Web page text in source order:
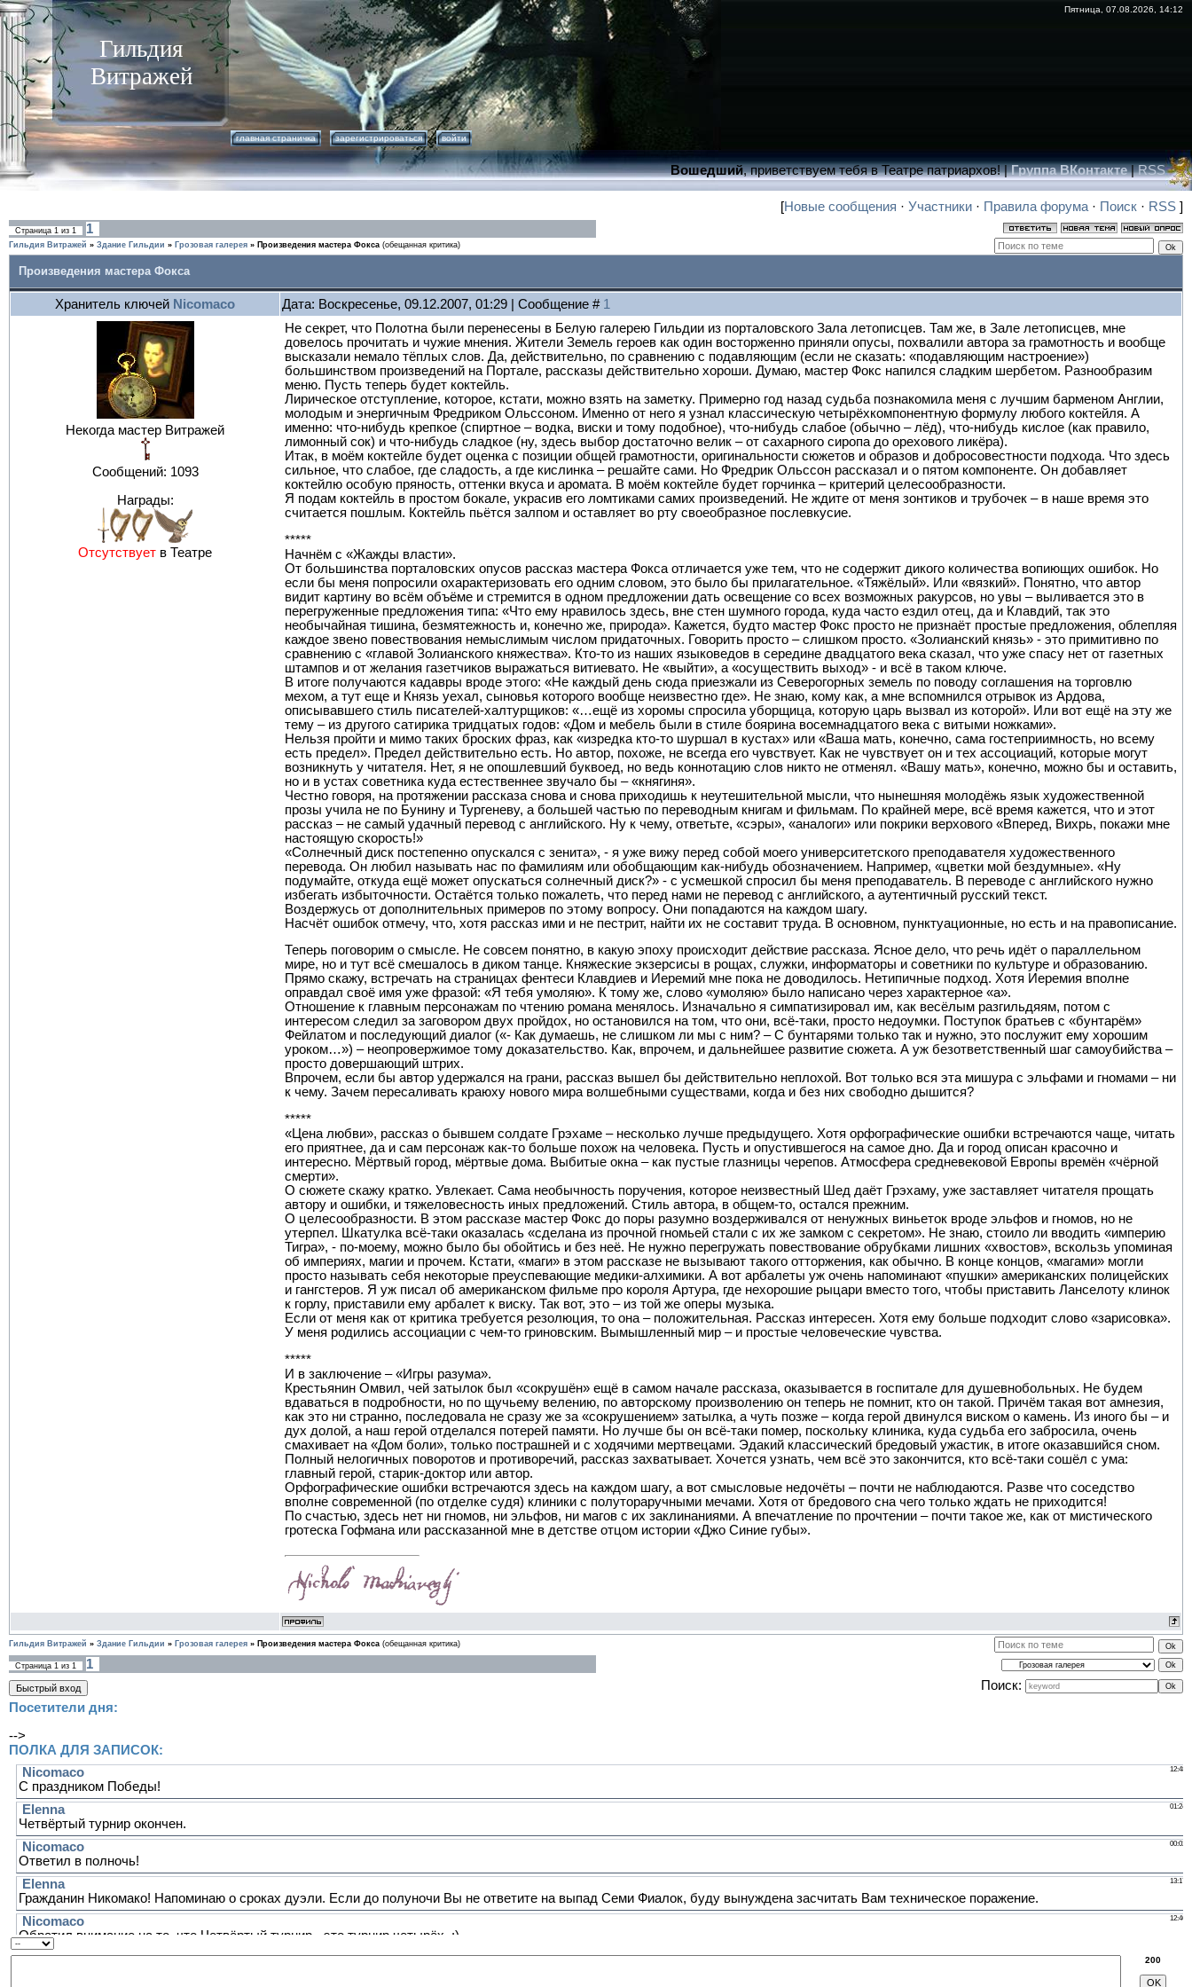
Гильдия
Витражей
Пятница, 07.08.2026, 14:12
главная страничка зарегистрироваться войти
Вошедший, приветствуем тебя в Театре патриархов! |Группа ВКонтакте|RSS
[Новые сообщения · Участники · Правила форума · Поиск · RSS ]
Страница 1 из 1 1
Гильдия Витражей » Здание Гильдии » Грозовая галерея » Произведения мастера Фокса (обещанная критика)
Произведения мастера Фокса
Хранитель ключей Nicomaco Дата: Воскресенье, 09.12.2007, 01:29 | Сообщение # 1
Некогда мастер Витражей
Сообщений: 1093
Награды:
Отсутствует в Театре
Не секрет, что Полотна были перенесены в Белую галерею Гильдии из порталовского Зала летописцев. Там же, в Зале летописцев, мне
довелось прочитать и чужие мнения. Жители Земель героев как один восторженно приняли опусы, похвалили автора за грамотность и вообще
высказали немало тёплых слов. Да, действительно, по сравнению с подавляющим (если не сказать: «подавляющим настроение»)
большинством произведений на Портале, рассказы действительно хороши. Думаю, мастер Фокс напился сладким шербетом. Разнообразим
меню. Пусть теперь будет коктейль.
Лирическое отступление, которое, кстати, можно взять на заметку. Примерно год назад судьба познакомила меня с лучшим барменом Англии,
молодым и энергичным Фредриком Ольссоном. Именно от него я узнал классическую четырёхкомпонентную формулу любого коктейля. А
именно: что-нибудь крепкое (спиртное – водка, виски и тому подобное), что-нибудь слабое (обычно – лёд), что-нибудь кислое (как правило,
лимонный сок) и что-нибудь сладкое (ну, здесь выбор достаточно велик – от сахарного сиропа до орехового ликёра).
Итак, в моём коктейле будет оценка с позиции общей грамотности, оригинальности сюжетов и образов и добросовестности подхода. Что здесь
сильное, что слабое, где сладость, а где кислинка – решайте сами. Но Фредрик Ольссон рассказал и о пятом компоненте. Он добавляет
коктейлю особую пряность, оттенки вкуса и аромата. В моём коктейле будет горчинка – критерий целесообразности.
Я подам коктейль в простом бокале, украсив его ломтиками самих произведений. Не ждите от меня зонтиков и трубочек – в наше время это
считается пошлым. Коктейль пьётся залпом и оставляет во рту своеобразное послевкусие.
*****
Начнём с «Жажды власти».
От большинства порталовских опусов рассказ мастера Фокса отличается уже тем, что не содержит дикого количества вопиющих ошибок. Но
если бы меня попросили охарактеризовать его одним словом, это было бы прилагательное. «Тяжёлый». Или «вязкий». Понятно, что автор
видит картину во всём объёме и стремится в одном предложении дать освещение со всех возможных ракурсов, но увы – выливается это в
перегруженные предложения типа: «Что ему нравилось здесь, вне стен шумного города, куда часто ездил отец, да и Клавдий, так это
необычайная тишина, безмятежность и, конечно же, природа». Кажется, будто мастер Фокс просто не признаёт простые предложения, облепляя
каждое звено повествования немыслимым числом придаточных. Говорить просто – слишком просто. «Золианский князь» - это примитивно по
сравнению с «главой Золианского княжества». Кто-то из наших языковедов в середине двадцатого века сказал, что уже спасу нет от газетных
штампов и от желания газетчиков выражаться витиевато. Не «выйти», а «осуществить выход» - и всё в таком ключе.
В итоге получаются кадавры вроде этого: «Не каждый день сюда приезжали из Северогорных земель по поводу соглашения на торговлю
мехом, а тут еще и Князь уехал, сыновья которого вообще неизвестно где». Не знаю, кому как, а мне вспомнился отрывок из Ардова,
описывавшего стиль писателей-халтурщиков: «…ещё из хоромы спросила уборщица, которую царь вызвал из которой». Или вот ещё на эту же
тему – из другого сатирика тридцатых годов: «Дом и мебель были в стиле боярина восемнадцатого века с витыми ножками».
Нельзя пройти и мимо таких броских фраз, как «изредка кто-то шуршал в кустах» или «Ваша мать, конечно, сама гостеприимность, но всему
есть предел». Предел действительно есть. Но автор, похоже, не всегда его чувствует. Как не чувствует он и тех ассоциаций, которые могут
возникнуть у читателя. Нет, я не опошлевший буквоед, но ведь коннотацию слов никто не отменял. «Вашу мать», конечно, можно бы и оставить,
но и в устах советника куда естественнее звучало бы – «княгиня».
Честно говоря, на протяжении рассказа снова и снова приходишь к неутешительной мысли, что нынешняя молодёжь язык художественной
прозы учила не по Бунину и Тургеневу, а большей частью по переводным книгам и фильмам. По крайней мере, всё время кажется, что и этот
рассказ – не самый удачный перевод с английского. Ну к чему, ответьте, «сэры», «аналоги» или покрики верхового «Вперед, Вихрь, покажи мне
настоящую скорость!»
«Солнечный диск постепенно опускался с зенита», - я уже вижу перед собой моего университетского преподавателя художественного
перевода. Он любил называть нас по фамилиям или обобщающим как-нибудь обозначением. Например, «цветки мой бездумные». «Ну
подумайте, откуда ещё может опускаться солнечный диск?» - с усмешкой спросил бы меня преподаватель. В переводе с английского нужно
избегать избыточности. Остаётся только пожалеть, что перед нами не перевод с английского, а аутентичный русский текст.
Воздержусь от дополнительных примеров по этому вопросу. Они попадаются на каждом шагу.
Насчёт ошибок отмечу, что, хотя рассказ ими и не пестрит, найти их не составит труда. В основном, пунктуационные, но есть и на правописание.
Теперь поговорим о смысле. Не совсем понятно, в какую эпоху происходит действие рассказа. Ясное дело, что речь идёт о параллельном
мире, но и тут всё смешалось в диком танце. Княжеские экзерсисы в рощах, служки, информаторы и советники по культуре и образованию.
Прямо скажу, встречать на страницах фентеси Клавдиев и Иеремий мне пока не доводилось. Нетипичные подход. Хотя Иеремия вполне
оправдал своё имя уже фразой: «Я тебя умоляю». К тому же, слово «умоляю» было написано через характерное «а».
Отношение к главным персонажам по чтению романа менялось. Изначально я симпатизировал им, как весёлым разгильдяям, потом с
интересом следил за заговором двух пройдох, но остановился на том, что они, всё-таки, просто недоумки. Поступок братьев с «бунтарём»
Фейлатом и последующий диалог («- Как думаешь, не слишком ли мы с ним? – С бунтарями только так и нужно, это послужит ему хорошим
уроком…») – неопровержимое тому доказательство. Как, впрочем, и дальнейшее развитие сюжета. А уж безответственный шаг самоубийства –
просто довершающий штрих.
Впрочем, если бы автор удержался на грани, рассказ вышел бы действительно неплохой. Вот только вся эта мишура с эльфами и гномами – ни
к чему. Зачем пересаливать краюху нового мира волшебными существами, когда и без них свободно дышится?
*****
«Цена любви», рассказ о бывшем солдате Грэхаме – несколько лучше предыдущего. Хотя орфографические ошибки встречаются чаще, читать
его приятнее, да и сам персонаж как-то больше похож на человека. Пусть и опустившегося на самое дно. Да и город описан красочно и
интересно. Мёртвый город, мёртвые дома. Выбитые окна – как пустые глазницы черепов. Атмосфера средневековой Европы времён «чёрной
смерти».
О сюжете скажу кратко. Увлекает. Сама необычность поручения, которое неизвестный Шед даёт Грэхаму, уже заставляет читателя прощать
автору и ошибки, и тяжеловесность иных предложений. Стиль автора, в общем-то, остался прежним.
О целесообразности. В этом рассказе мастер Фокс до поры разумно воздерживался от ненужных виньеток вроде эльфов и гномов, но не
утерпел. Шкатулка всё-таки оказалась «сделана из прочной гномьей стали с их же замком с секретом». Не знаю, стоило ли вводить «империю
Тигра», - по-моему, можно было бы обойтись и без неё. Не нужно перегружать повествование обрубками лишних «хвостов», вскользь упоминая
об империях, магии и прочем. Кстати, «маги» в этом рассказе не вызывают такого отторжения, как обычно. В конце концов, «магами» могли
просто называть себя некоторые преуспевающие медики-алхимики. А вот арбалеты уж очень напоминают «пушки» американских полицейских
и гангстеров. Я уж писал об американском фильме про короля Артура, где нехорошие рыцари вместо того, чтобы приставить Ланселоту клинок
к горлу, приставили ему арбалет к виску. Так вот, это – из той же оперы музыка.
Если от меня как от критика требуется резолюция, то она – положительная. Рассказ интересен. Хотя ему больше подходит слово «зарисовка».
У меня родились ассоциации с чем-то гриновским. Вымышленный мир – и простые человеческие чувства.
*****
И в заключение – «Игры разума».
Крестьянин Омвил, чей затылок был «сокрушён» ещё в самом начале рассказа, оказывается в госпитале для душевнобольных. Не будем
вдаваться в подробности, но по щучьему велению, по авторскому произволению он теперь не помнит, кто он такой. Причём такая вот амнезия,
как это ни странно, последовала не сразу же за «сокрушением» затылка, а чуть позже – когда герой двинулся виском о камень. Из иного бы – и
дух долой, а наш герой отделался потерей памяти. Но лучше бы он всё-таки помер, поскольку клиника, куда судьба его забросила, очень
смахивает на «Дом боли», только пострашней и с ходячими мертвецами. Эдакий классический бредовый ужастик, в итоге оказавшийся сном.
Полный нелогичных поворотов и противоречий, рассказ захватывает. Хочется узнать, чем всё это закончится, кто всё-таки сошёл с ума:
главный герой, старик-доктор или автор.
Орфографические ошибки встречаются здесь на каждом шагу, а вот смысловые недочёты – почти не наблюдаются. Разве что соседство
вполне современной (по отделке судя) клиники с полутораручными мечами. Хотя от бредового сна чего только ждать не приходится!
По счастью, здесь нет ни гномов, ни эльфов, ни магов с их заклинаниями. А впечатление по прочтении – почти такое же, как от мистического
гротеска Гофмана или рассказанной мне в детстве отцом истории «Джо Синие губы».
Гильдия Витражей » Здание Гильдии » Грозовая галерея » Произведения мастера Фокса (обещанная критика)
Страница 1 из 1
1
Поиск:
Посетители дня:
-->
ПОЛКА ДЛЯ ЗАПИСОК:
200